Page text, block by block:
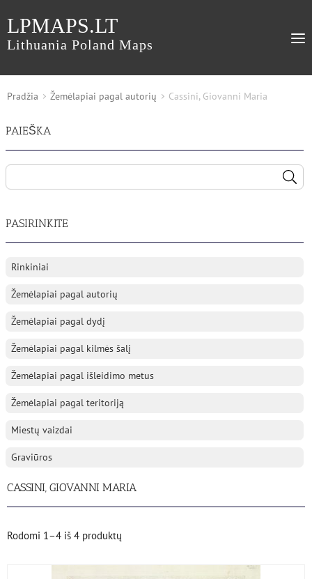
LPMAPS.LT
Lithuania Poland Maps
Pradžia Žemėlapiai pagal autorių Cassini, Giovanni Maria
PAIEŠKA
PASIRINKITE
Rinkiniai
Žemėlapiai pagal autorių
Žemėlapiai pagal dydį
Žemėlapiai pagal kilmės šalį
Žemėlapiai pagal išleidimo metus
Žemėlapiai pagal teritoriją
Miestų vaizdai
Graviūros
CASSINI, GIOVANNI MARIA
Rodomi 1–4 iš 4 produktų